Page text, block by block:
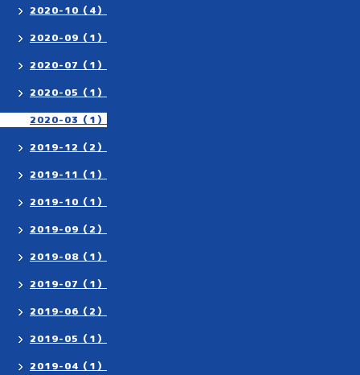
2020-10（4）
2020-09（1）
2020-07（1）
2020-05（1）
2020-03（1）
2019-12（2）
2019-11（1）
2019-10（1）
2019-09（2）
2019-08（1）
2019-07（1）
2019-06（2）
2019-05（1）
2019-04（1）